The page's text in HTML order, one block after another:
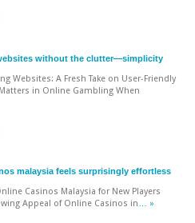
without the clutter—simplicity
Websites: A Fresh Take on User-Friendly
in Online Gambling When
malaysia feels surprisingly effortless
Casinos Malaysia for New Players
Appeal of Online Casinos in … »